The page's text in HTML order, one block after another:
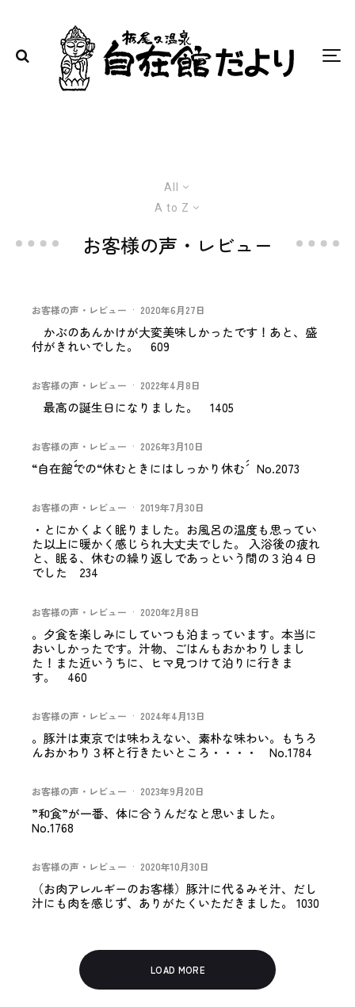
All
A to Z
お客様の声・レビュー
お客様の声・レビュー · 2020年6月27日
かぶのあんかけが大変美味しかったです！あと、盛
付がきれいでした。 609
お客様の声・レビュー · 2022年4月8日
最高の誕生日になりました。 1405
お客様の声・レビュー · 2026年3月10日
“自在館´´での“休むときにはしっかり休む´´ No.2073
お客様の声・レビュー · 2019年7月30日
・とにかくよく眠りました。お風呂の温度も思ってい
た以上に暖かく感じられ大丈夫でした。 入浴後の疲れ
と、眠る、休むの繰り返しであっという間の３泊４日
でした 234
お客様の声・レビュー · 2020年2月8日
。夕食を楽しみにしていつも泊まっています。本当に
おいしかったです。汁物、ごはんもおかわりしまし
た！また近いうちに、ヒマ見つけて泊りに行きま
す。 460
お客様の声・レビュー · 2024年4月13日
。豚汁は東京では味わえない、素朴な味わい。もちろ
んおかわり３杯と行きたいところ・・・・ No.1784
お客様の声・レビュー · 2023年9月20日
”和食”が一番、体に合うんだなと思いました。
No.1768
お客様の声・レビュー · 2020年10月30日
（お肉アレルギーのお客様）豚汁に代るみそ汁、だし
汁にも肉を感じず、ありがたくいただきました。 1030
LOAD MORE